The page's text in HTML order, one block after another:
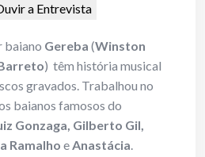
a Entrevista
baiano Gereba (Winston
) têm história musical
gravados. Trabalhou no
baianos famosos do
Gonzaga, Gilberto Gil,
Ramalho eAnastácia.